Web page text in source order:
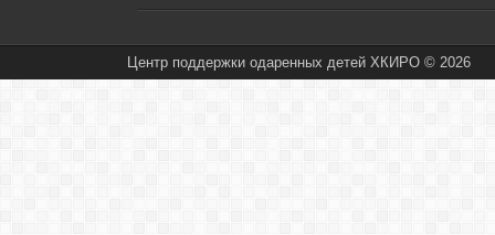
Центр поддержки одаренных детей ХКИРО © 2026